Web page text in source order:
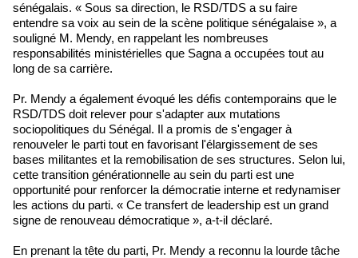
sénégalais. « Sous sa direction, le RSD/TDS a su faire
entendre sa voix au sein de la scène politique sénégalaise », a
souligné M. Mendy, en rappelant les nombreuses
responsabilités ministérielles que Sagna a occupées tout au
long de sa carrière.
Pr. Mendy a également évoqué les défis contemporains que le
RSD/TDS doit relever pour s'adapter aux mutations
sociopolitiques du Sénégal. Il a promis de s'engager à
renouveler le parti tout en favorisant l'élargissement de ses
bases militantes et la remobilisation de ses structures. Selon lui,
cette transition générationnelle au sein du parti est une
opportunité pour renforcer la démocratie interne et redynamiser
les actions du parti. « Ce transfert de leadership est un grand
signe de renouveau démocratique », a-t-il déclaré.
En prenant la tête du parti, Pr. Mendy a reconnu la lourde tâche